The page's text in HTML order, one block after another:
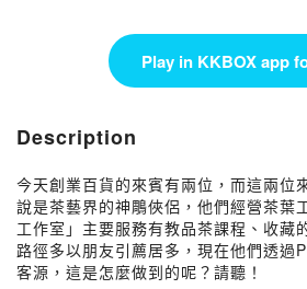
Play in KKBOX app
Description
今天創業百貨的來賓有兩位，而這兩位
說是茶藝界的神鵰俠侶，他們經營茶葉
工作室」主要服務有教品茶課程、收藏
路徑多以朋友引薦居多，現在他們透過
客源，這是怎麼做到的呢？請聽！